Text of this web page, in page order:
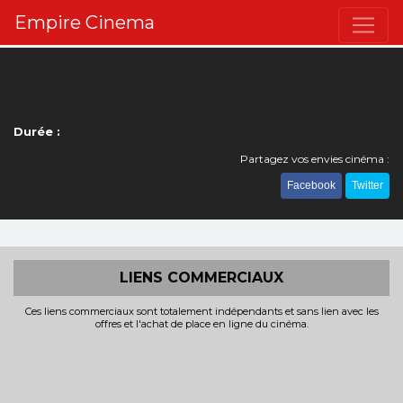
Empire Cinema
Durée :
Partagez vos envies cinéma :
Facebook Twitter
LIENS COMMERCIAUX
Ces liens commerciaux sont totalement indépendants et sans lien avec les
offres et l'achat de place en ligne du cinéma.